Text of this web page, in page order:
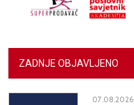
ZADNJE OBJAVLJENO
07.08.2026.